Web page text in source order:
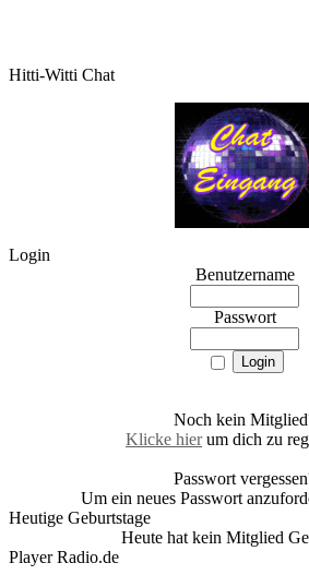
Hitti-Witti Chat
Login
Benutzername
Passwort
Noch kein
Klicke hierum dich zu
Passwort
Um ein neues Passwort
Heutige Geburtstage
Heute hat kein Mitglied
Player Radio.de